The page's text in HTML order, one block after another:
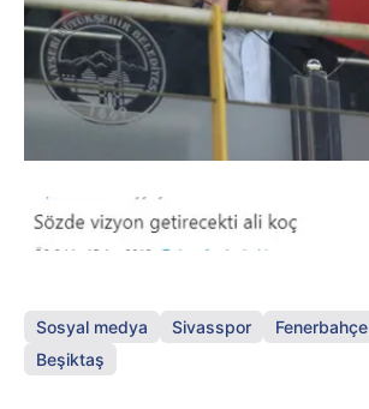
Sosyal medya Sivasspor Fenerbahçe
Beşiktaş